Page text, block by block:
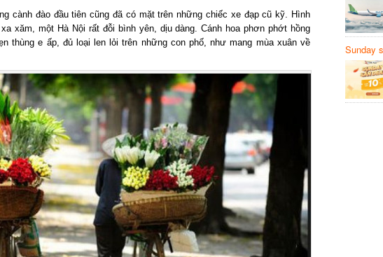
cành đào đầu tiên cũng đã có mặt trên những chiếc xe đạp cũ kỹ. Hình
xăm, một Hà Nội rất đỗi bình yên, dịu dàng. Cánh hoa phơn phớt hồng
thùng e ấp, đủ loại len lỏi trên những con phố, như mang mùa xuân về
Sunday